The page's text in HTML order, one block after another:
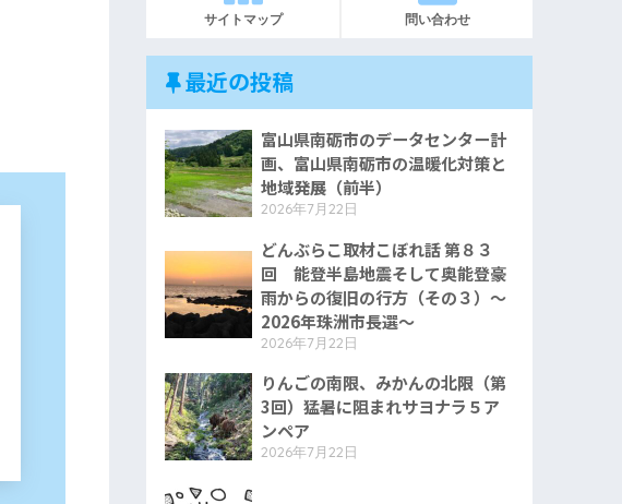
サイトマップ 問い合わせ
最近の投稿
富山県南砺市のデータセンター計
画、富山県南砺市の温暖化対策と
地域発展（前半）
2026年7月22日
どんぶらこ取材こぼれ話 第８３
回 能登半島地震そして奥能登豪
雨からの復旧の行方（その３）〜
2026年珠洲市長選〜
2026年7月22日
りんごの南限、みかんの北限（第
3回）猛暑に阻まれサヨナラ５ア
ンペア
2026年7月22日